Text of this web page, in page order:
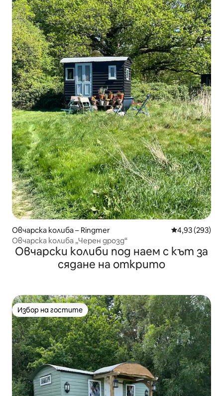
Овчарска колиба – Ringmer Средна
4,93 (293)
Овчарска колиба „Черен дрозд“
Овчарски колиби под наем с кът за
сядане на открито
Избор на гостите
Избор на гостите